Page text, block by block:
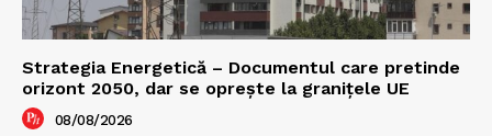
Strategia Energetică – Documentul care pretinde
orizont 2050, dar se oprește la granițele UE
08/08/2026